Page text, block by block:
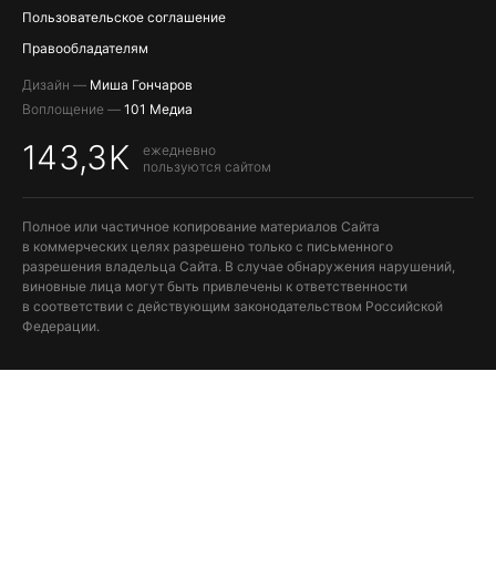
Пользовательское соглашение
Правообладателям
Дизайн — Миша Гончаров
Воплощение — 101 Медиа
143,3K
ежедневно
пользуются сайтом
Полное или частичное копирование материалов Сайта
в коммерческих целях разрешено только с письменного
разрешения владельца Сайта. В случае обнаружения нарушений,
виновные лица могут быть привлечены к ответственности
в соответствии с действующим законодательством Российской
Федерации.